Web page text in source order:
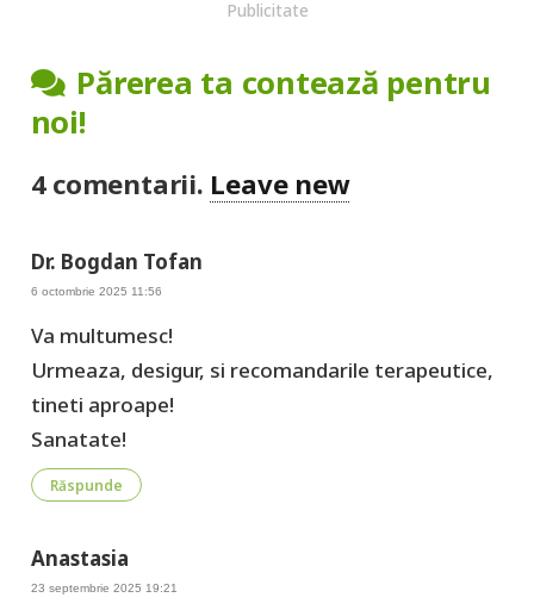
Publicitate
Părerea ta contează pentru
noi!
4 comentarii. Leave new
Dr. Bogdan Tofan
6 octombrie 2025 11:56
Va multumesc!
Urmeaza, desigur, si recomandarile terapeutice,
tineti aproape!
Sanatate!
Răspunde
Anastasia
23 septembrie 2025 19:21